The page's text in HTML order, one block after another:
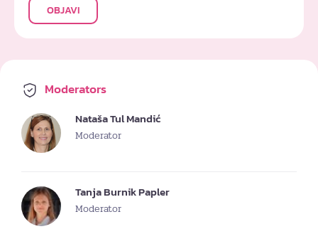
OBJAVI
Moderators
Nataša Tul Mandić
Moderator
Tanja Burnik Papler
Moderator